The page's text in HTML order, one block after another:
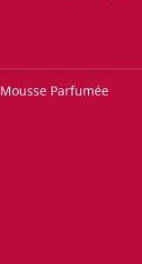
Mousse Parfumée